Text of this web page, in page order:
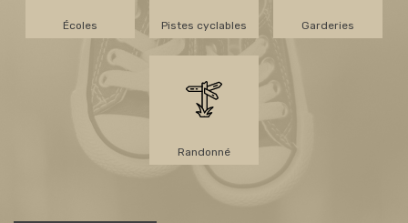
Écoles Pistes cyclables Garderies
Randonné